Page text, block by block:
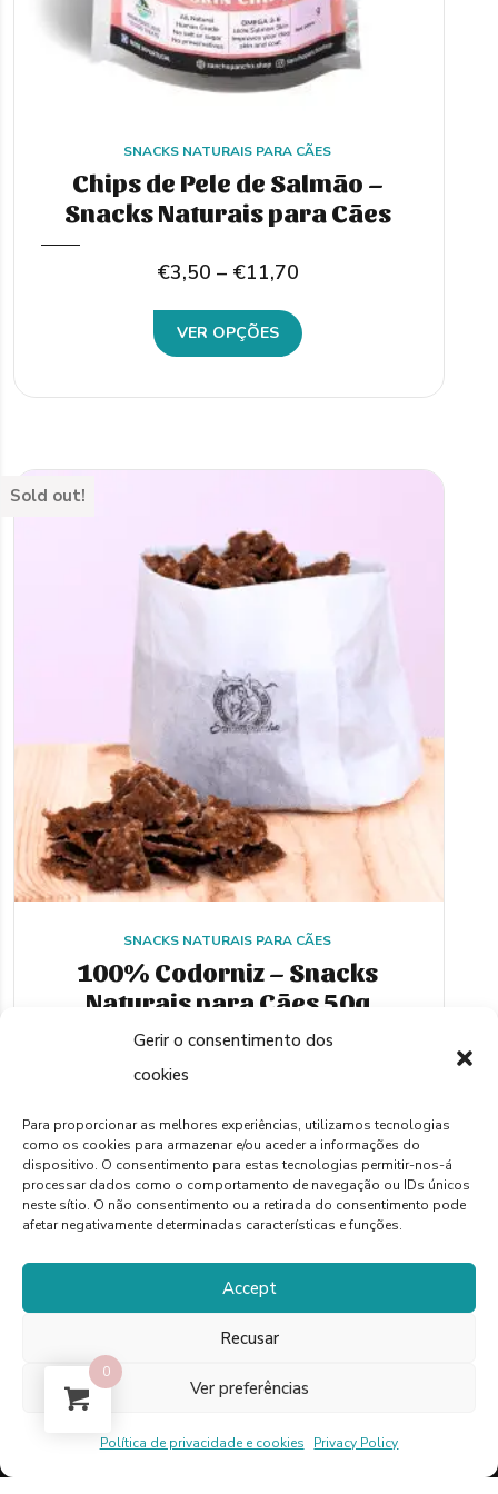
Gerir o consentimento dos
cookies
Para proporcionar as melhores experiências, utilizamos tecnologias
como os cookies para armazenar e/ou aceder a informações do
dispositivo. O consentimento para estas tecnologias permitir-nos-á
processar dados como o comportamento de navegação ou IDs únicos
neste sítio. O não consentimento ou a retirada do consentimento pode
afetar negativamente determinadas características e funções.
Accept
Recusar
Ver preferências
Política de privacidade e cookies Privacy Policy
SNACKS NATURAIS PARA CÃES
Chips de Pele de Salmão –
Snacks Naturais para Cães
€3,50 – €11,70Price
€3,50
VER OPÇÕES
This
has
variants.
may
Sold out!
SNACKS NATURAIS PARA CÃES
100% Codorniz – Snacks
Naturais para Cães 50g
LER MAIS
0